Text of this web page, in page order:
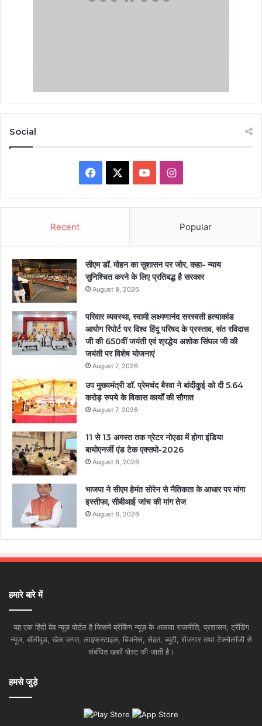
Social
Facebook YouTubeInstagram
Recent Popular
सीएम डॉ. मोहन का सुशासन पर जोर, कहा- न्याय
सुनिश्चित करने के लिए प्रतिबद्ध है सरकार
August 8, 2026
परिवार व्यवस्था, स्वामी लक्ष्मणानंद सरस्वती हत्याकांड
आयोग रिपोर्ट पर विश्व हिंदू परिषद के प्रस्ताव, संत रविदास
जी की 650वीं जयंती एवं श्रद्धेय अशोक सिंघल जी की
जयंती पर विशेष योजनाएं
August 7, 2026
उप मुख्यमंत्री डॉ. प्रेमचंद बैरवा ने बांदीकुई को दी 5.64
करोड़ रुपये के विकास कार्यों की सौगात
August 7, 2026
11 से 13 अगस्त तक ग्रेटर नोएडा में होगा इंडिया
बायोएनर्जी एंड टेक एक्सपो-2026
August 6, 2026
भाजपा ने सीएम हेमंत सोरेन से नैतिकता के आधार पर मांगा
इस्तीफा, सीबीआई जांच की मांग तेज
August 6, 2026
हमारे बारे में
यह एक हिंदी वेब न्यूज़ पोर्टल है जिसमें ब्रेकिंग न्यूज़ के अलावा राजनीति, प्रशासन, ट्रेंडिंग
न्यूज, बॉलीवुड, खेल जगत, लाइफस्टाइल, बिजनेस, सेहत, ब्यूटी, रोजगार तथा टेक्नोलॉजी से
संबंधित खबरें पोस्ट की जाती है।
हमसे जुड़े